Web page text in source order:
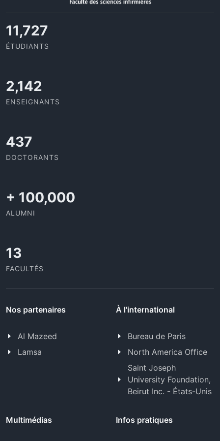
11,727
ÉTUDIANTS
2,142
ENSEIGNANTS
437
DOCTORANTS
+ 100,000
ALUMNI
13
FACULTÉS
Nos partenaires
Al Mazeed
Lamsa
À l'international
Bureau de Paris
North America Office
Saint Joseph
University Foundation,
Beirut Inc. - États-Unis
Multimédias Infos pratiques